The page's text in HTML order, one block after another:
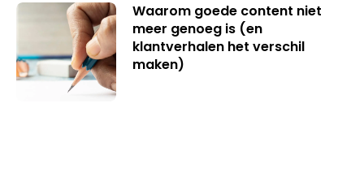
Waarom goede content niet
meer genoeg is (en
klantverhalen het verschil
maken)